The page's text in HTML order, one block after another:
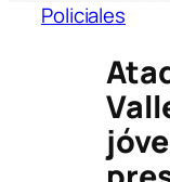
Policiales